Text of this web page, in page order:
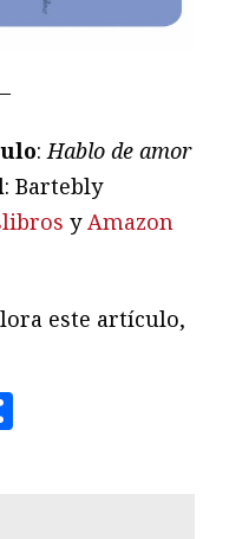
:Hablo de amor
: Bartebly
yAmazon
este artículo,